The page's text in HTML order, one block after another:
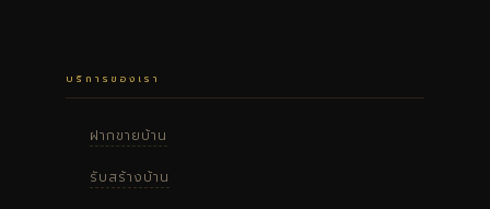
บริการของเรา
ฝากขายบ้าน
รับสร้างบ้าน